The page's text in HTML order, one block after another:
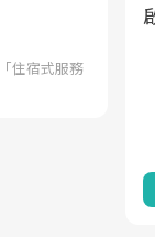
住宿式服務
院所的服